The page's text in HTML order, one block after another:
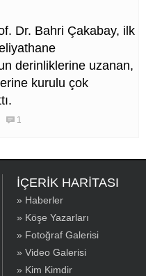
Dr. Bahri Çakabay, ilk
derinliklerine uzanan,
kurulu çok
1
İÇERİK HARİTASI
» Haberler
» Köşe Yazarları
» Fotoğraf Galerisi
» Video Galerisi
» Kim Kimdir